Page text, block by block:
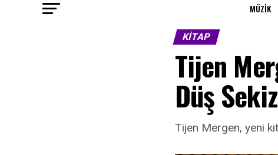
MÜZIK
KITAP
Tijen
Düş
Tijen Mergen, yeni